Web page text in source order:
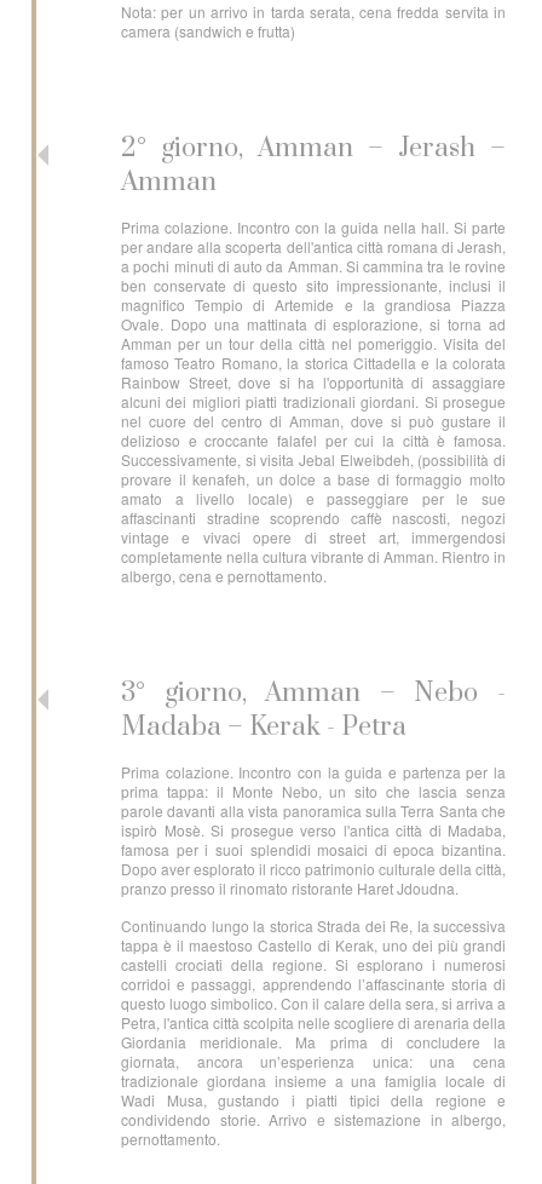
Nota: per un arrivo in tarda serata, cena fredda servita in
camera (sandwich e frutta)
2° giorno, Amman – Jerash –
Amman
Prima colazione. Incontro con la guida nella hall. Si parte
per andare alla scoperta dell'antica città romana di Jerash,
a pochi minuti di auto da Amman. Si cammina tra le rovine
ben conservate di questo sito impressionante, inclusi il
magnifico Tempio di Artemide e la grandiosa Piazza
Ovale. Dopo una mattinata di esplorazione, si torna ad
Amman per un tour della città nel pomeriggio. Visita del
famoso Teatro Romano, la storica Cittadella e la colorata
Rainbow Street, dove si ha l'opportunità di assaggiare
alcuni dei migliori piatti tradizionali giordani. Si prosegue
nel cuore del centro di Amman, dove si può gustare il
delizioso e croccante falafel per cui la città è famosa.
Successivamente, si visita Jebal Elweibdeh, (possibilità di
provare il kenafeh, un dolce a base di formaggio molto
amato a livello locale) e passeggiare per le sue
affascinanti stradine scoprendo caffè nascosti, negozi
vintage e vivaci opere di street art, immergendosi
completamente nella cultura vibrante di Amman. Rientro in
albergo, cena e pernottamento.
3° giorno, Amman – Nebo -
Madaba – Kerak - Petra
Prima colazione. Incontro con la guida e partenza per la
prima tappa: il Monte Nebo, un sito che lascia senza
parole davanti alla vista panoramica sulla Terra Santa che
ispirò Mosè. Si prosegue verso l'antica città di Madaba,
famosa per i suoi splendidi mosaici di epoca bizantina.
Dopo aver esplorato il ricco patrimonio culturale della città,
pranzo presso il rinomato ristorante Haret Jdoudna.
Continuando lungo la storica Strada dei Re, la successiva
tappa è il maestoso Castello di Kerak, uno dei più grandi
castelli crociati della regione. Si esplorano i numerosi
corridoi e passaggi, apprendendo l’affascinante storia di
questo luogo simbolico. Con il calare della sera, si arriva a
Petra, l'antica città scolpita nelle scogliere di arenaria della
Giordania meridionale. Ma prima di concludere la
giornata, ancora un’esperienza unica: una cena
tradizionale giordana insieme a una famiglia locale di
Wadi Musa, gustando i piatti tipici della regione e
condividendo storie. Arrivo e sistemazione in albergo,
pernottamento.